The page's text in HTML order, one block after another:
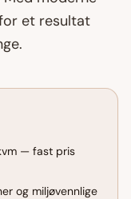
et resultat
— fast pris
og miljøvennlige